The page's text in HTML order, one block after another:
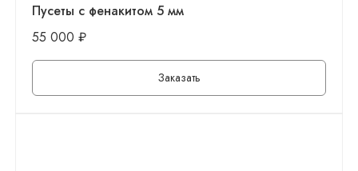
Пусеты с фенакитом 5 мм
55 000 ₽
Заказать